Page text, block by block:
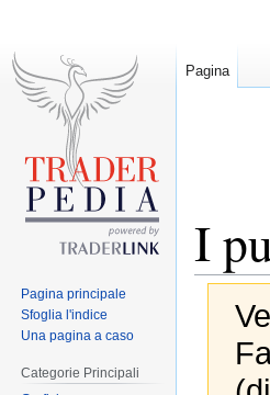
I
Pagina
Pagina principale
Sfoglia l'indice
Una pagina a caso
Categorie Principali